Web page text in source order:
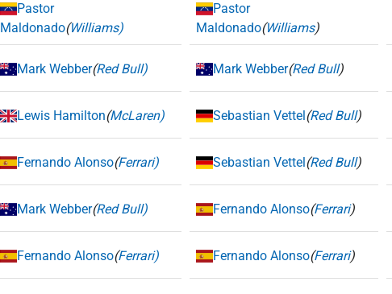
Pastor
Maldonado(Williams)
Pastor
Maldonado(Williams)
Mark Webber(Red Bull) Mark Webber(Red Bull)
Lewis Hamilton(McLaren) Sebastian Vettel(Red Bull)
Fernando Alonso(Ferrari) Sebastian Vettel(Red Bull)
Mark Webber(Red Bull) Fernando Alonso(Ferrari)
Fernando Alonso(Ferrari) Fernando Alonso(Ferrari)